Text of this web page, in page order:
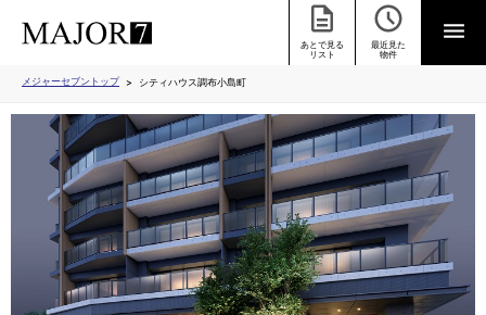
あとで見る
リスト
最近見た
物件
メジャーセブントップ シティハウス調布小島町